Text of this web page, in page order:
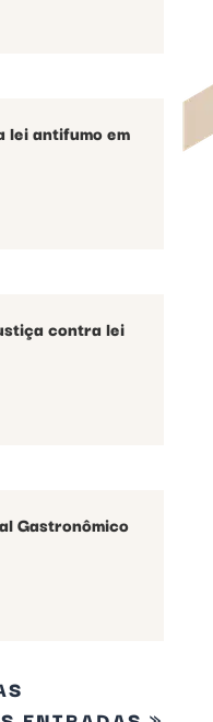
lei antifumo em
contra lei
Gastronômico